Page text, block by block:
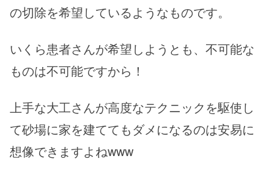
の切除を希望しているようなものです。
いくら患者さんが希望しようとも、不可能な
ものは不可能ですから！
上手な大工さんが高度なテクニックを駆使し
て砂場に家を建ててもダメになるのは安易に
想像できますよねwww